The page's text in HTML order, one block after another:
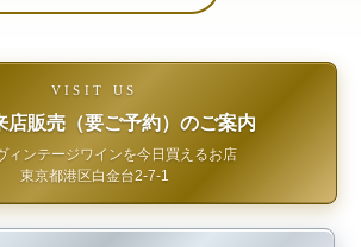
VISIT US
店販売（要ご予約）のご案内
ィンテージワインを今日買えるお店
東京都港区白金台2-7-1